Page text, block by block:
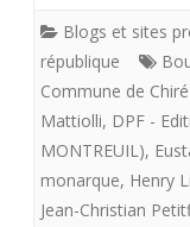
:
UNE
Blogs et sites
république
Commune de
Mattiolli, DPF -
MONTREUIL),
monarque, Henry
Jean-Christian